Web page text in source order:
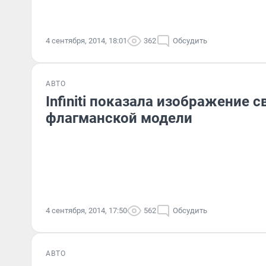
4 сентября, 2014, 18:01 362 Обсудить
АВТО
Infiniti показала изображение
флагманской модели
4 сентября, 2014, 17:50 562 Обсудить
АВТО